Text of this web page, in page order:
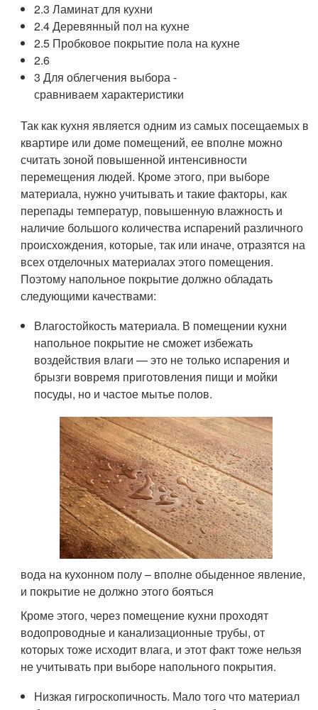
2.3 Ламинат для кухни
2.4 Деревянный пол на кухне
2.5 Пробковое покрытие пола на кухне
2.6
3 Для облегчения выбора -
сравниваем характеристики
Так как кухня является одним из самых посещаемых в
квартире или доме помещений, ее вполне можно
считать зоной повышенной интенсивности
перемещения людей. Кроме этого, при выборе
материала, нужно учитывать и такие факторы, как
перепады температур, повышенную влажность и
наличие большого количества испарений различного
происхождения, которые, так или иначе, отразятся на
всех отделочных материалах этого помещения.
Поэтому напольное покрытие должно обладать
следующими качествами:
Влагостойкость материала. В помещении кухни
напольное покрытие не сможет избежать
воздействия влаги — это не только испарения и
брызги вовремя приготовления пищи и мойки
посуды, но и частое мытье полов.
вода на кухонном полу – вполне обыденное явление,
и покрытие не должно этого бояться
Кроме этого, через помещение кухни проходят
водопроводные и канализационные трубы, от
которых тоже исходит влага, и этот факт тоже нельзя
не учитывать при выборе напольного покрытия.
Низкая гигроскопичность. Мало того что материал